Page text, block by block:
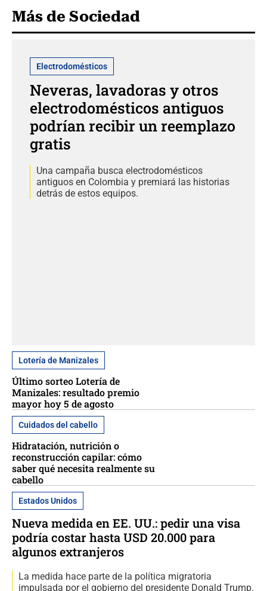
Más de Sociedad
Electrodomésticos
Neveras, lavadoras y otros
electrodomésticos antiguos
podrían recibir un reemplazo
gratis
Una campaña busca electrodomésticos
antiguos en Colombia y premiará las historias
detrás de estos equipos.
Lotería de Manizales
Último sorteo Lotería de
Manizales: resultado premio
mayor hoy 5 de agosto
Cuidados del cabello
Hidratación, nutrición o
reconstrucción capilar: cómo
saber qué necesita realmente su
cabello
Estados Unidos
Nueva medida en EE. UU.: pedir una visa
podría costar hasta USD 20.000 para
algunos extranjeros
La medida hace parte de la política migratoria
impulsada por el gobierno del presidente Donald Trump.